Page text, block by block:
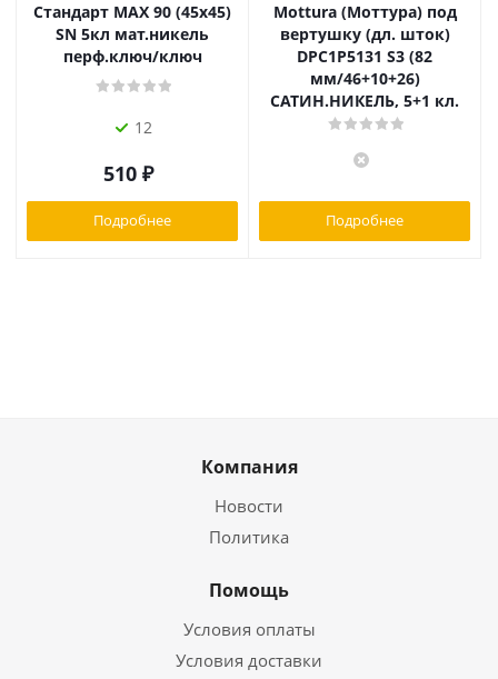
Стандарт MAX 90 (45х45)
SN 5кл мат.никель
перф.ключ/ключ
12
510 ₽
Подробнее
Mottura (Моттура) под
вертушку (дл. шток)
DPC1P5131 S3 (82
мм/46+10+26)
САТИН.НИКЕЛЬ, 5+1 кл.
Подробнее
Компания
Новости
Политика
Помощь
Условия оплаты
Условия доставки